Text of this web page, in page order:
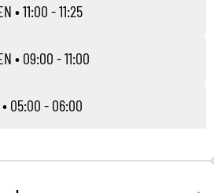
• 11:00 - 11:25
• 09:00 - 11:00
• 05:00 - 06:00